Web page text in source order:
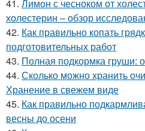
41. Лимон с чесноком от
холестерин – обзор
42. Как правильно копать
подготовительных работ
43. Полная подкормка груши:
44. Сколько можно хранить
Хранение в свежем виде
45. Как правильно
весны до осени